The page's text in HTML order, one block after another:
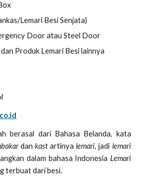
Lemari Besi Senjata)
Door atau Steel Door
Produk Lemari Besi lainnya
berasal dari Bahasa Belanda, kata
dankast artinyalemari, jadi lemari
dalam bahasa Indonesia Lemari
terbuat dari besi.